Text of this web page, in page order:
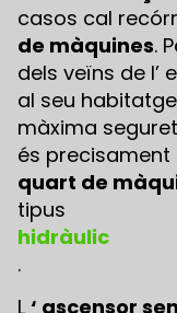
casos cal
de màquines.
dels veïns de l’
al seu
màxima
és precisament
quart de
tipus
hidràulic
.
L ‘ ascensor